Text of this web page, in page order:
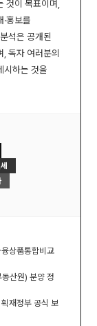
것이 목표이며,
홍보를
석은 공개된
, 독자 여러분의
시하는 것을
상품통합비교
산원) 분양 정
재정부 공식 보